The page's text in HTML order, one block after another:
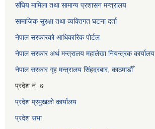
संघिय मामिला तथा सामान्य प्रशासन मन्त्रालय
सामाजिक सुरक्षा तथा व्यक्तिगत घटना दर्ता
नेपाल सरकारको आधिकारिक पोर्टल
नेपाल सरकार अर्थ मन्त्रालय महालेखा नियन्त्रक कार्यालय
नेपाल सरकार गृह मन्त्रालय सिंहदरबार, काठमाडौँ
प्रदेश नं. ७
प्रदेश प्रमुखको कार्यालय
प्रदेश सभा